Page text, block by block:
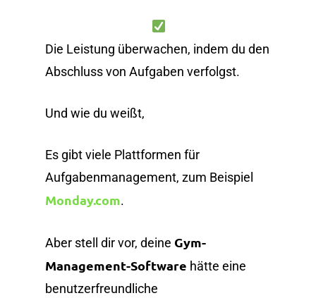
Die Leistung überwachen, indem du den
Abschluss von Aufgaben verfolgst.
Und wie du weißt,
Es gibt viele Plattformen für
Aufgabenmanagement, zum Beispiel
Monday.com.
Aber stell dir vor, deine Gym-
Management-Software hätte eine
benutzerfreundliche